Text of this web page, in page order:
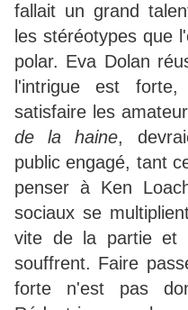
fallait un grand
les stéréotypes que
polar. Eva Dolan
l'intrigue est
satisfaire les
de la haine,
public engagé, tant
penser à Ken
sociaux se
vite de la partie et
souffrent. Faire
forte n'est pas